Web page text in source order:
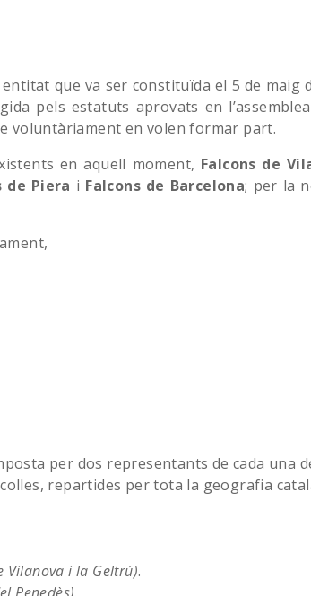
que va ser constituïda el 5 de maig
pels estatuts aprovats en
voluntàriament en volen formar part.
en aquell moment, Falcons de
de Piera i Falcons de Barcelona; per la
per dos representants de cada una
repartides per tota la geografia
Vilanova i la Geltrú).